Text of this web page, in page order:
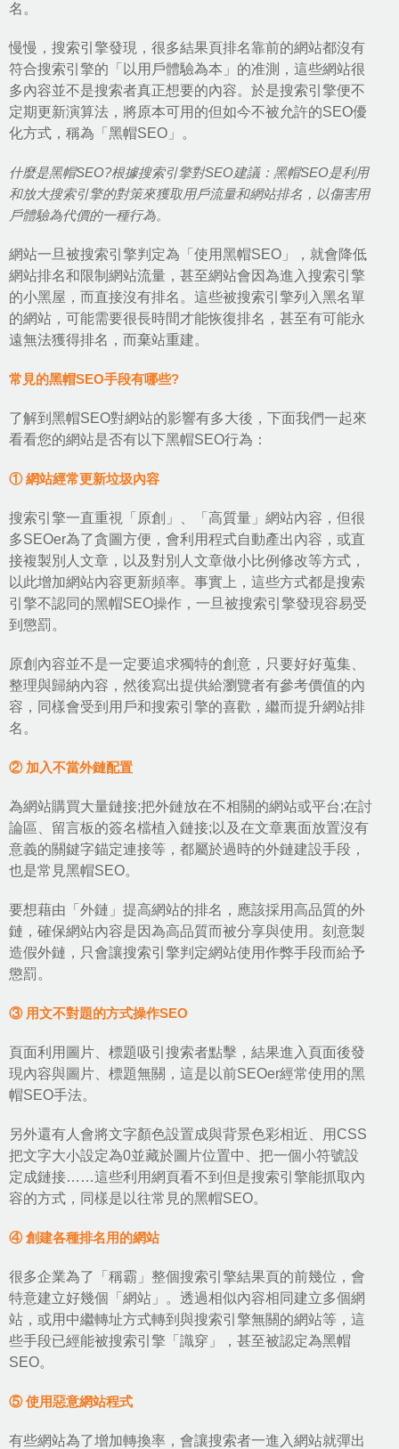
名。
慢慢，搜索引擎發現，很多結果頁排名靠前的網站都沒有
符合搜索引擎的「以用戶體驗為本」的准測，這些網站很
多內容並不是搜索者真正想要的內容。於是搜索引擎便不
定期更新演算法，將原本可用的但如今不被允許的SEO優
化方式，稱為「黑帽SEO」。
什麼是黑帽SEO?根據搜索引擎對SEO建議：黑帽SEO是利用
和放大搜索引擎的對策來獲取用戶流量和網站排名，以傷害用
戶體驗為代價的一種行為。
網站一旦被搜索引擎判定為「使用黑帽SEO」，就會降低
網站排名和限制網站流量，甚至網站會因為進入搜索引擎
的小黑屋，而直接沒有排名。這些被搜索引擎列入黑名單
的網站，可能需要很長時間才能恢復排名，甚至有可能永
遠無法獲得排名，而棄站重建。
常見的黑帽SEO手段有哪些?
了解到黑帽SEO對網站的影響有多大後，下面我們一起來
看看您的網站是否有以下黑帽SEO行為：
① 網站經常更新垃圾內容
搜索引擎一直重視「原創」、「高質量」網站內容，但很
多SEOer為了貪圖方便，會利用程式自動產出內容，或直
接複製別人文章，以及對別人文章做小比例修改等方式，
以此增加網站內容更新頻率。事實上，這些方式都是搜索
引擎不認同的黑帽SEO操作，一旦被搜索引擎發現容易受
到懲罰。
原創內容並不是一定要追求獨特的創意，只要好好蒐集、
整理與歸納內容，然後寫出提供給瀏覽者有參考價值的內
容，同樣會受到用戶和搜索引擎的喜歡，繼而提升網站排
名。
② 加入不當外鏈配置
為網站購買大量鏈接;把外鏈放在不相關的網站或平台;在討
論區、留言板的簽名檔植入鏈接;以及在文章裏面放置沒有
意義的關鍵字錨定連接等，都屬於過時的外鏈建設手段，
也是常見黑帽SEO。
要想藉由「外鏈」提高網站的排名，應該採用高品質的外
鏈，確保網站內容是因為高品質而被分享與使用。刻意製
造假外鏈，只會讓搜索引擎判定網站使用作弊手段而給予
懲罰。
③ 用文不對題的方式操作SEO
頁面利用圖片、標題吸引搜索者點擊，結果進入頁面後發
現內容與圖片、標題無關，這是以前SEOer經常使用的黑
帽SEO手法。
另外還有人會將文字顏色設置成與背景色彩相近、用CSS
把文字大小設定為0並藏於圖片位置中、把一個小符號設
定成鏈接……這些利用網頁看不到但是搜索引擎能抓取內
容的方式，同樣是以往常見的黑帽SEO。
④ 創建各種排名用的網站
很多企業為了「稱霸」整個搜索引擎結果頁的前幾位，會
特意建立好幾個「網站」。透過相似內容相同建立多個網
站，或用中繼轉址方式轉到與搜索引擎無關的網站等，這
些手段已經能被搜索引擎「識穿」，甚至被認定為黑帽
SEO。
⑤ 使用惡意網站程式
有些網站為了增加轉換率，會讓搜索者一進入網站就彈出